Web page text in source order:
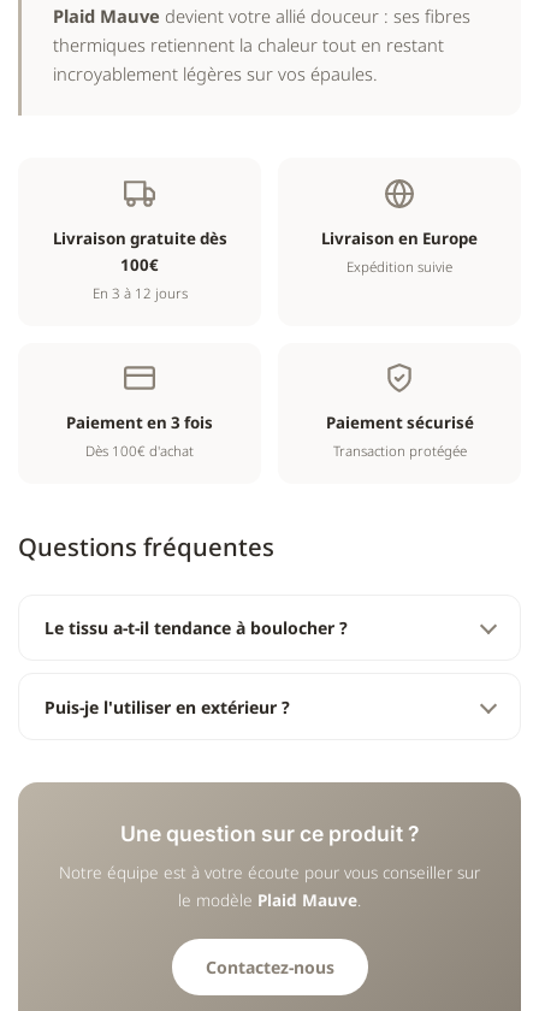
Plaid Mauve devient votre allié douceur : ses fibres
thermiques retiennent la chaleur tout en restant
incroyablement légères sur vos épaules.
Livraison gratuite dès
100€
En 3 à 12 jours
Livraison en Europe
Expédition suivie
Paiement en 3 fois
Dès 100€ d'achat
Paiement sécurisé
Transaction protégée
Questions fréquentes
Le tissu a-t-il tendance à boulocher ?
Puis-je l'utiliser en extérieur ?
Une question sur ce produit ?
Notre équipe est à votre écoute pour vous conseiller sur
le modèle Plaid Mauve.
Contactez-nous